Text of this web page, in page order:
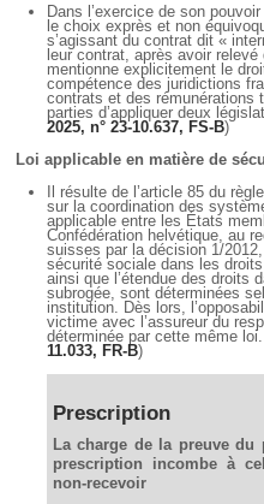
Dans l’exercice de son
le choix exprès et non
s’agissant du contrat dit «
leur contrat, après avoir
mentionne explicitement le
compétence des juridictions
contrats et des rémunérations
parties d’appliquer deux
2025, n° 23-10.637, FS-B)
Loi applicable en matière de
Il résulte de l’article 85 du
sur la coordination des
applicable entre les États
Confédération helvétique, au
suisses par la décision 1/
sécurité sociale dans les
ainsi que l’étendue des droits
subrogée, sont déterminées
institution. Dès lors,
victime avec l’assureur du
déterminée par cette même
11.033, FR-B)
Prescription
La charge de la preuve
prescription incombe à
non-recevoir